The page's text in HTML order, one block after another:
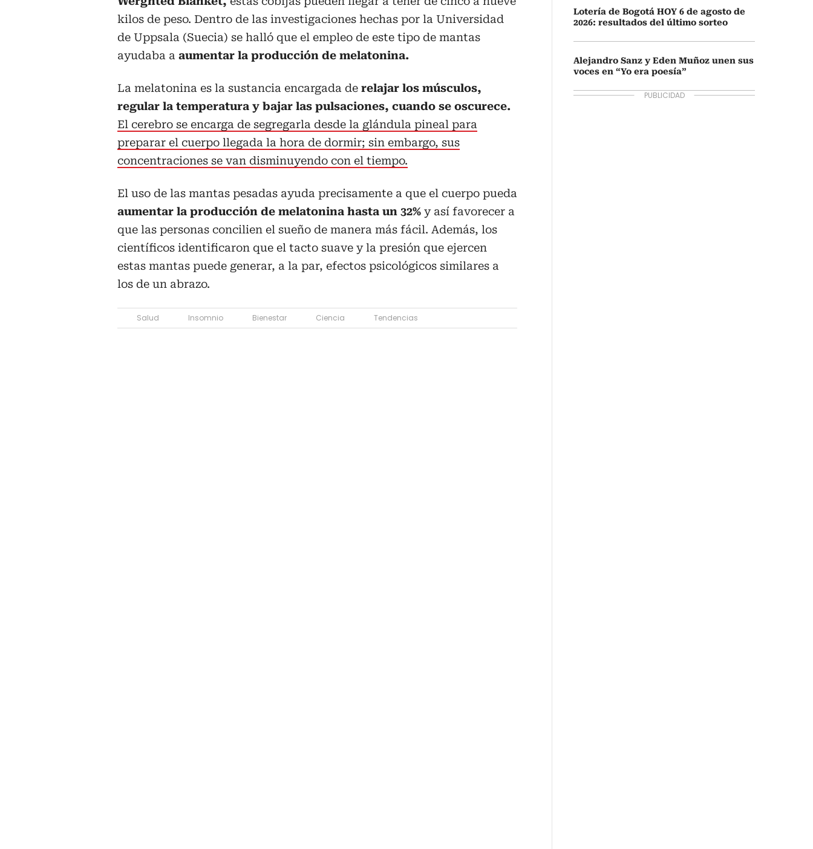
kilos de peso. Dentro de las investigaciones hechas por la Universidad
de Uppsala (Suecia) se halló que el empleo de este tipo de mantas
ayudaba a aumentar la producción de melatonina.
La melatonina es la sustancia encargada de relajar los músculos,
regular la temperatura y bajar las pulsaciones, cuando se oscurece.
El cerebro se encarga de segregarla desde la glándula pineal para
preparar el cuerpo llegada la hora de dormir; sin embargo, sus
concentraciones se van disminuyendo con el tiempo.
El uso de las mantas pesadas ayuda precisamente a que el cuerpo pueda
aumentar la producción de melatonina hasta un 32% y así favorecer a
que las personas concilien el sueño de manera más fácil. Además, los
científicos identificaron que el tacto suave y la presión que ejercen
estas mantas puede generar, a la par, efectos psicológicos similares a
los de un abrazo.
Salud Insomnio Bienestar Ciencia Tendencias
Lotería de Bogotá HOY 6 de agosto de
2026: resultados del último sorteo
Alejandro Sanz y Eden Muñoz unen sus
voces en “Yo era poesía”